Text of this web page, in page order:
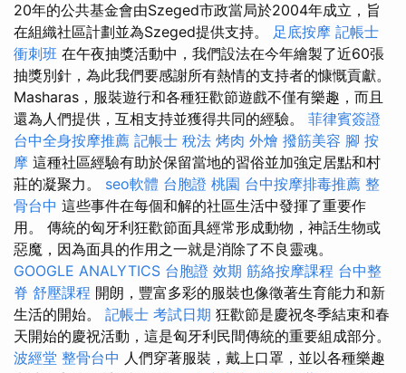
20年的公共基金會由Szeged市政當局於2004年成立，旨
在組織社區計劃並為Szeged提供支持。 足底按摩 記帳士
衝刺班 在午夜抽獎活動中，我們設法在今年繪製了近60張
抽獎別針，為此我們要感謝所有熱情的支持者的慷慨貢獻。
Masharas，服裝遊行和各種狂歡節遊戲​​不僅有樂趣，而且
還為人們提供，互相支持並獲得共同的經驗。 菲律賓簽證
台中全身按摩推薦 記帳士 稅法 烤肉 外燴 撥筋美容 腳 按
摩 這種社區經驗有助於保留當地的習俗並加強定居點和村
莊的凝聚力。 seo軟體 台胞證 桃園 台中按摩排毒推薦 整
骨台中 這些事件在每個和解的社區生活中發揮了重要作
用。 傳統的匈牙利狂歡節面具經常形成動物，神話生物或
惡魔，因為面具的作用之一就是消除了不良靈魂。
GOOGLE ANALYTICS 台胞證 效期 筋絡按摩課程 台中整
脊 舒壓課程 開朗，豐富多彩的服裝也像徵著生育能力和新
生活的開始。 記帳士 考試日期 狂歡節是慶祝冬季結束和春
天開始的慶祝活動，這是匈牙利民間傳統的重要組成部分。
波經堂 整骨台中 人們穿著服裝，戴上口罩，並以各種樂趣